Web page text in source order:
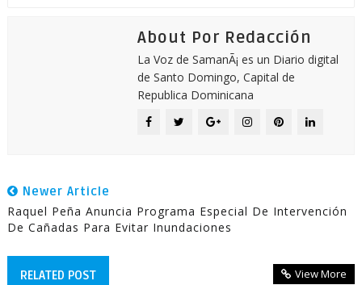
About Por Redacción
La Voz de SamanÃ¡ es un Diario digital
de Santo Domingo, Capital de
Republica Dominicana
Newer Article
Raquel Peña Anuncia Programa Especial De Intervención
De Cañadas Para Evitar Inundaciones
RELATED POST View More